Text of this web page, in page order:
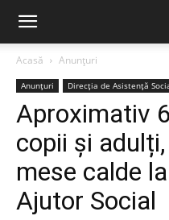
Acasă Anunțuri
Anunțuri Direcția de Asistență
Aproximativ
copii și
mese calde
Ajutor Social